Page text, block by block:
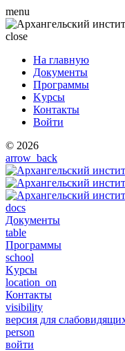
menu
close
На главную
Документы
Программы
Kурсы
Контакты
Войти
© 2026
arrow_back
docs
Документы
table
Программы
school
Kурсы
location_on
Контакты
visibility
версия для
person
войти